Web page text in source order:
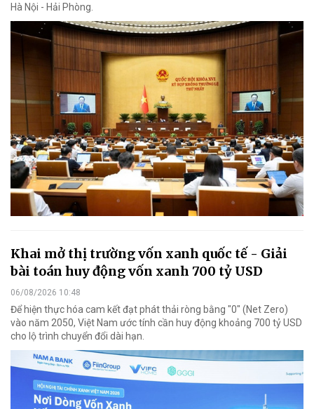
Hà Nội - Hải Phòng.
Khai mở thị trường vốn xanh quốc tế - Giải
bài toán huy động vốn xanh 700 tỷ USD
06/08/2026 10:48
Để hiện thực hóa cam kết đạt phát thải ròng bằng "0" (Net Zero)
vào năm 2050, Việt Nam ước tính cần huy động khoảng 700 tỷ USD
cho lộ trình chuyển đổi dài hạn.